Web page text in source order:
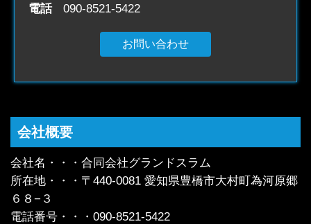
電話
090-8521-5422
お問い合わせ
会社概要
会社名・・・合同会社グランドスラム
所在地・・・〒440-0081 愛知県豊橋市大村町為河原郷
６８−３
電話番号・・・090-8521-5422